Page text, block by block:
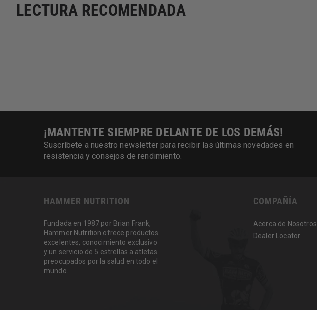
LECTURA RECOMENDADA
¡MANTENTE SIEMPRE DELANTE DE LOS DEMÁS!
Suscríbete a nuestro newsletter para recibir las últimas novedades en
resistencia y consejos de rendimiento.
HAMMER NUTRITION
Fundada en 1987 por Brian Frank,
Hammer Nutrition ofrece productos
excelentes, conocimiento exclusivo
y un servicio de 5 estrellas a atletas
preocupados por la salud en todo el
mundo.
COMPAÑÍA
Acerca de Nosotros
Dealer Locator